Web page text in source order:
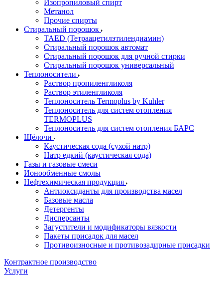
Изопропиловый спирт
Метанол
Прочие спирты
Стиральный порошок
TAED (Тетраацетилэтилендиамин)
Стиральный порошок автомат
Стиральный порошок для ручной стирки
Стиральный порошок универсальный
Теплоносители
Раствор пропиленгликоля
Раствор этиленгликоля
Теплоноситель Termoplus by Kuhler
Теплоноситель для систем отопления
TERMOPLUS
Теплоноситель для систем отопления БАРС
Щёлочи
Каустическая сода (сухой натр)
Натр едкий (каустическая сода)
Газы и газовые смеси
Ионообменные смолы
Нефтехимическая продукция
Антиоксиданты для производства масел
Базовые масла
Детергенты
Дисперсанты
Загустители и модификаторы вязкости
Пакеты присадок для масел
Противоизносные и противозадирные присадки
Контрактное производство
Услуги